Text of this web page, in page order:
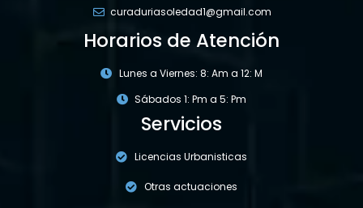
curaduriasoledad1@gmail.com
Horarios de Atención
Lunes a Viernes: 8: Am a 12: M
Sábados 1: Pm a 5: Pm
Servicios
Licencias Urbanisticas
Otras actuaciones